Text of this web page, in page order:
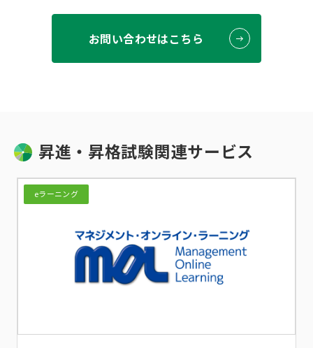
お問い合わせはこちら
昇進・昇格試験関連サービス
eラーニング